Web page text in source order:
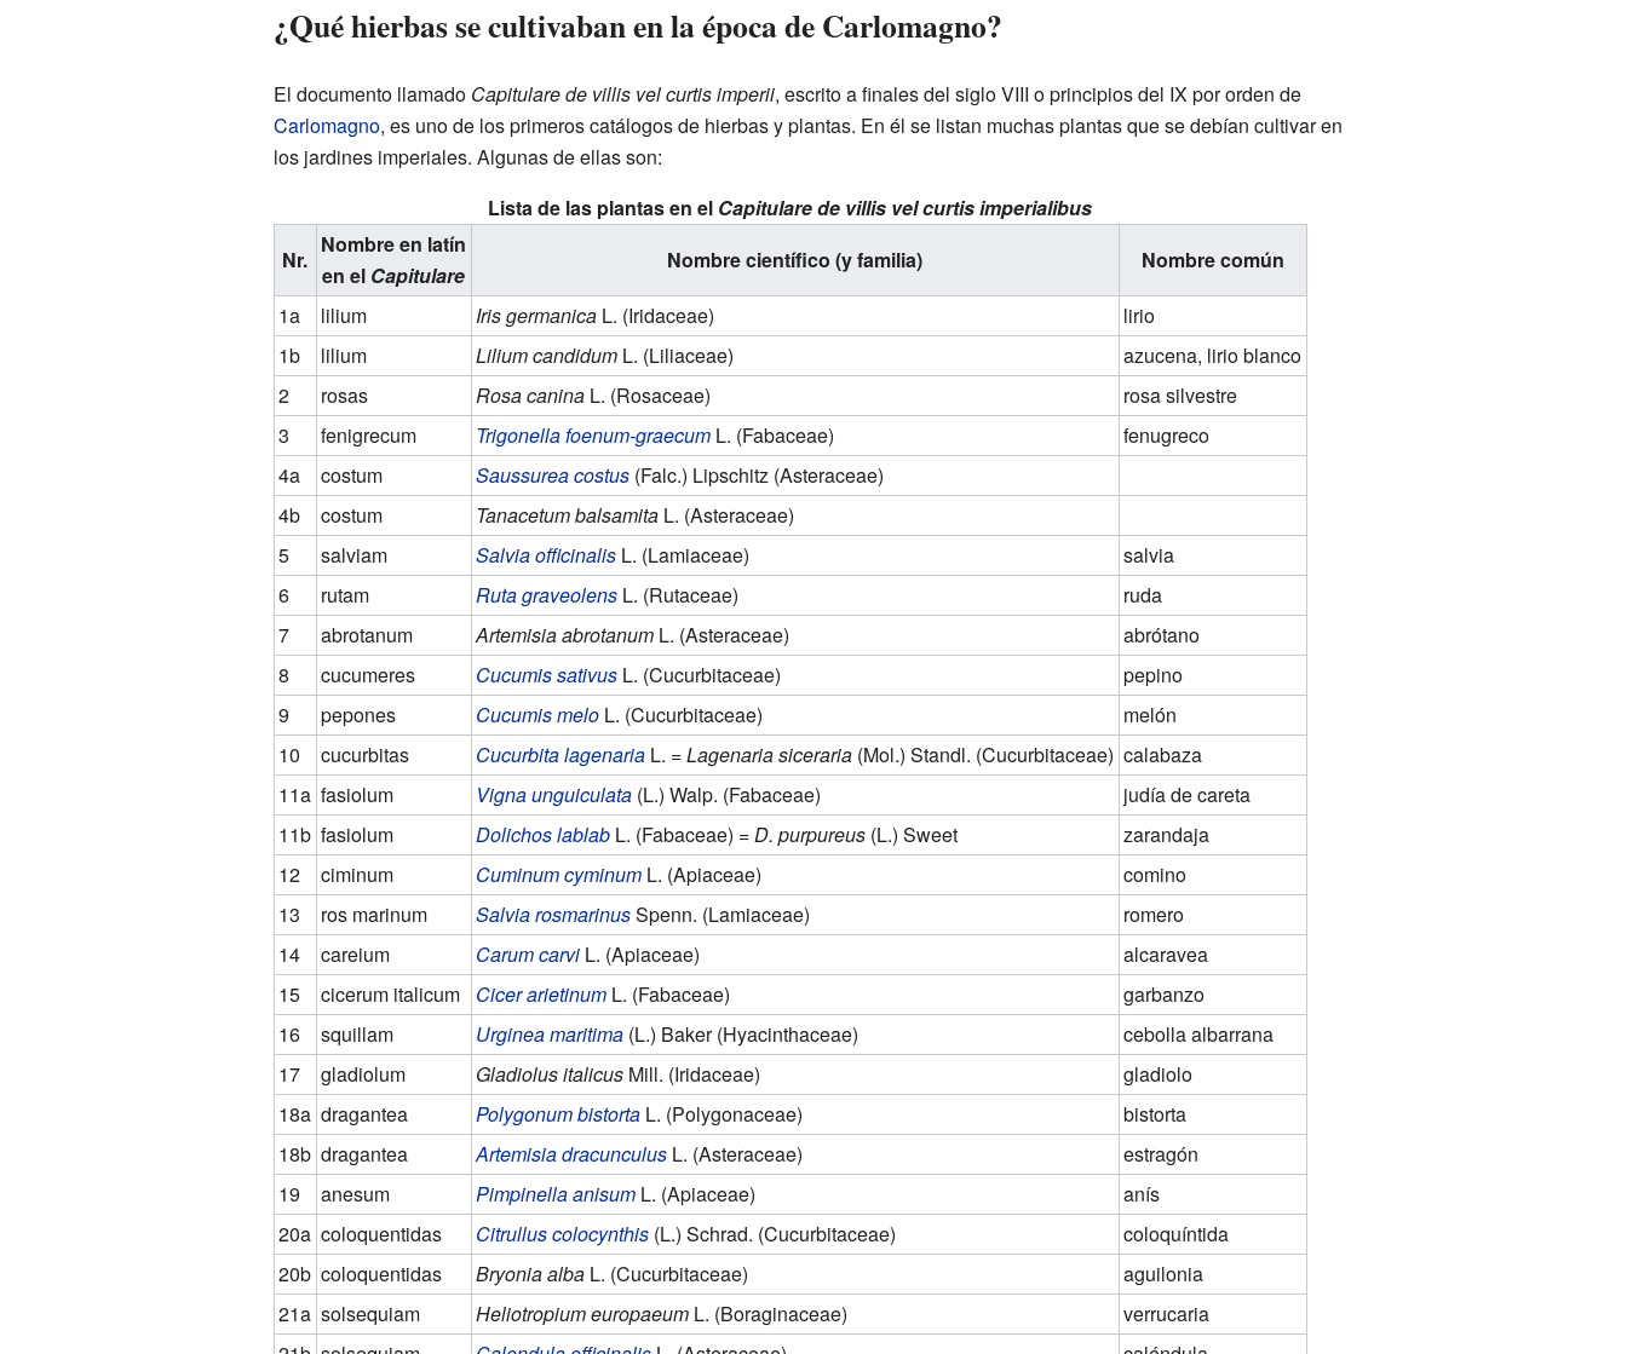
¿Qué hierbas se cultivaban en la época de Carlomagno?
El documento llamado Capitulare de villis vel curtis imperii, escrito a finales del siglo VIII o principios del IX por orden de
Carlomagno, es uno de los primeros catálogos de hierbas y plantas. En él se listan muchas plantas que se debían cultivar en
los jardines imperiales. Algunas de ellas son:
Lista de las plantas en el Capitulare de villis vel curtis imperialibus
Nr.
Nombre en latín
en el Capitulare
Nombre científico (y familia)
Nombre común
1a
lilium Iris germanicaL. (Iridaceae)
lirio
1b
lilium Lilium candidumL. (Liliaceae)
azucena, lirio blanco
2
rosas Rosa caninaL. (Rosaceae)
rosa silvestre
3
fenigrecum Trigonella foenum-graecumL. (Fabaceae)
fenugreco
4a
costum Saussurea costus(Falc.) Lipschitz (Asteraceae)
4b
costum Tanacetum balsamitaL. (Asteraceae)
5
salviam Salvia officinalisL. (Lamiaceae)
salvia
6
rutam Ruta graveolensL. (Rutaceae)
ruda
7
abrotanum Artemisia abrotanumL. (Asteraceae)
abrótano
8
cucumeres Cucumis sativusL. (Cucurbitaceae)
pepino
9
pepones Cucumis meloL. (Cucurbitaceae)
melón
10
cucurbitas Cucurbita lagenariaL. =Lagenaria siceraria(Mol.) Standl. (Cucurbitaceae) calabaza
11a fasiolum Vigna unguiculata(L.) Walp. (Fabaceae)
judía de careta
11b fasiolum Dolichos lablabL. (Fabaceae) =D. purpureus(L.) Sweet
zarandaja
12
ciminum Cuminum cyminumL. (Apiaceae)
comino
13
ros marinum Salvia rosmarinusSpenn. (Lamiaceae)
romero
14
careium Carum carviL. (Apiaceae)
alcaravea
15
cicerum italicum Cicer arietinumL. (Fabaceae)
garbanzo
16
squillam Urginea maritima(L.) Baker (Hyacinthaceae)
cebolla albarrana
17
gladiolum Gladiolus italicusMill. (Iridaceae)
gladiolo
18a dragantea Polygonum bistortaL. (Polygonaceae)
bistorta
18b dragantea Artemisia dracunculusL. (Asteraceae)
estragón
19
anesum Pimpinella anisumL. (Apiaceae)
anís
20a coloquentidas Citrullus colocynthis(L.) Schrad. (Cucurbitaceae)
coloquíntida
20b coloquentidas Bryonia albaL. (Cucurbitaceae)
aguilonia
21a solsequiam Heliotropium europaeumL. (Boraginaceae)
verrucaria